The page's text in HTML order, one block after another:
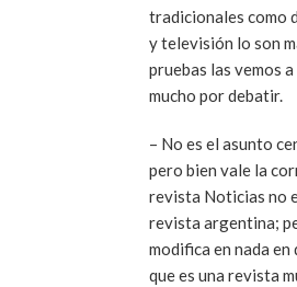
tradicionales como
y televisión lo son
pruebas las vemos
mucho por debatir.
– No es el asunto
pero bien vale la
revista Noticias no
revista argentina;
modifica en nada en
que es una revista